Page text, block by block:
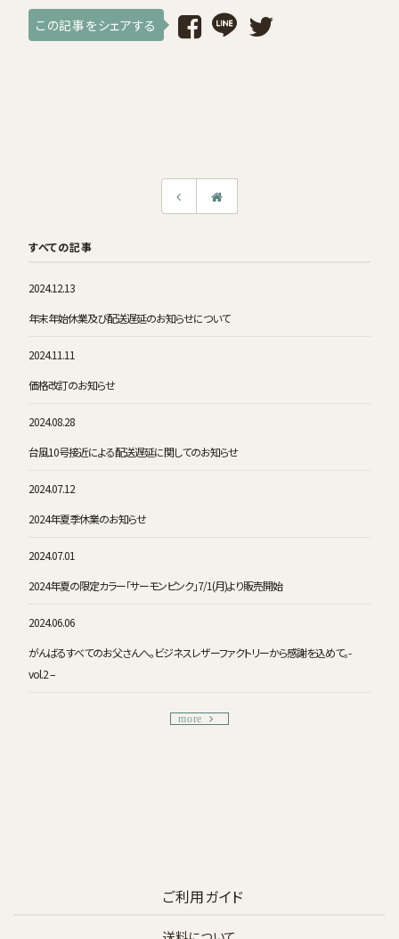
この記事をシェアする
すべての記事
2024.12.13
年末年始休業及び配送遅延のお知らせについて
2024.11.11
価格改訂のお知らせ
2024.08.28
台風10号接近による配送遅延に関してのお知らせ
2024.07.12
2024年夏季休業のお知らせ
2024.07.01
2024年夏の限定カラー「サーモンピンク」7/1(月)より販売開始
2024.06.06
がんばるすべてのお父さんへ。ビジネスレザーファクトリーから感謝を込めて。-
vol.2 –
more
ご利用ガイド